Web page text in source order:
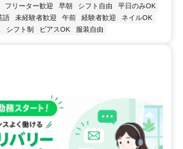
フリーター歓迎 早朝 シフト自由
平日のみOK
語 未経験者歓迎 午前 経験者歓迎
ネイルOK
シフト制 ピアスOK 服装自由